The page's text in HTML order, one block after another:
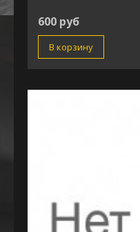
600 руб
В корзину